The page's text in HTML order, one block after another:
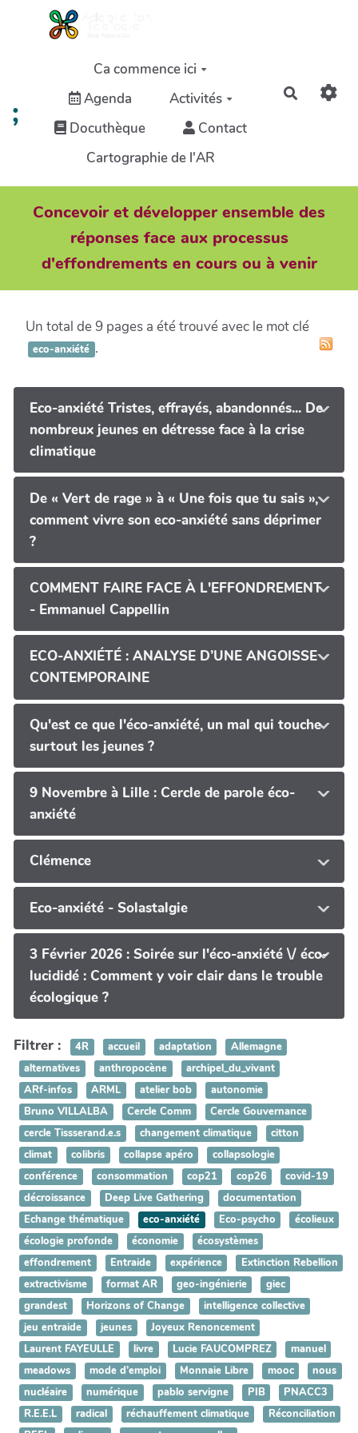
Aller au contenu principal
;
Ca commence ici
Agenda
Activités
Docuthèque
Contact
Cartographie de l'AR
Concevoir et développer ensemble des
réponses face aux processus
d'effondrements en cours ou à venir
Un total de 9 pages a été trouvé avec le mot clé
eco-anxiété .
Eco-anxiété Tristes, effrayés, abandonnés... De
nombreux jeunes en détresse face à la crise
climatique
De « Vert de rage » à « Une fois que tu sais »,
comment vivre son eco-anxiété sans déprimer
?
COMMENT FAIRE FACE À L'EFFONDREMENT
- Emmanuel Cappellin
ECO-ANXIÉTÉ : ANALYSE D’UNE ANGOISSE
CONTEMPORAINE
Qu'est ce que l'éco-anxiété, un mal qui touche
surtout les jeunes ?
9 Novembre à Lille : Cercle de parole éco-
anxiété
Clémence
Eco-anxiété - Solastalgie
3 Février 2026 : Soirée sur l'éco-anxiété \/ éco-
lucididé : Comment y voir clair dans le trouble
écologique ?
Filtrer : 4R accueil adaptation
Allemagne
alternatives
anthropocène
archipel_du_vivant
ARf-infos
ARML atelier bob
autonomie
Bruno VILLALBA
Cercle Comm
Cercle Gouvernance
cercle Tissserand.e.s
changement climatique
citton
climat
colibris collapse apéro
collapsologie
conférence
consommation cop21 cop26
covid-19
décroissance
Deep Live Gathering
documentation
Echange thématique
eco-anxiété Eco-psycho
écolieux
écologie profonde
économie
écosystèmes
effondrement
Entraide expérience
Extinction Rebellion
extractivisme
format AR geo-ingénierie
giec
grandest
Horizons of Change
intelligence collective
jeu entraide
jeunes
Joyeux Renoncement
Laurent FAYEULLE
livre Lucie FAUCOMPREZ
manuel
meadows
mode d’emploi Monnaie Libre mooc
nous
nucléaire
numérique pablo servigne PIB
PNACC3
R.E.E.L
radical réchauffement climatique
Réconciliation